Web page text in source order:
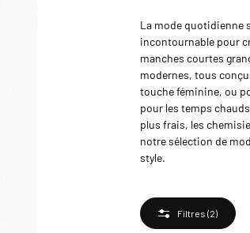
La mode quotidienne
incontournable pour
manches courtes
modernes, tous
touche féminine, ou
pour les temps
plus frais, les
notre sélection de
style.
Filtres (2)